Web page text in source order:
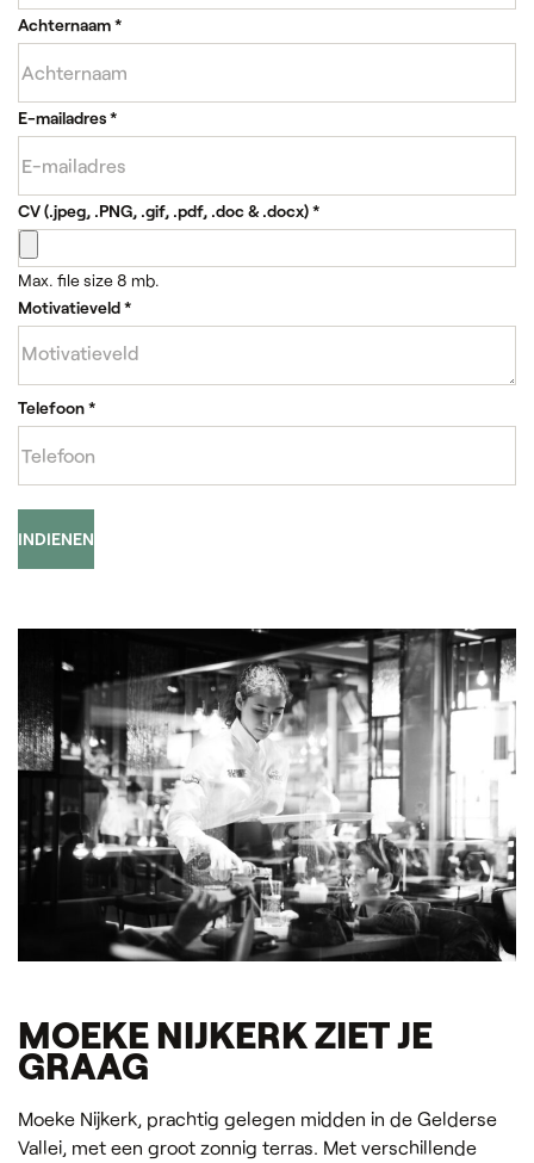
Achternaam*
E-mailadres*
CV (.jpeg, .PNG, .gif, .pdf, .doc & .docx)*
Max. file size 8 mb.
Motivatieveld*
Telefoon*
INDIENEN
MOEKE NIJKERK ZIET JE
GRAAG
Moeke Nijkerk, prachtig gelegen midden in de Gelderse
Vallei, met een groot zonnig terras. Met verschillende